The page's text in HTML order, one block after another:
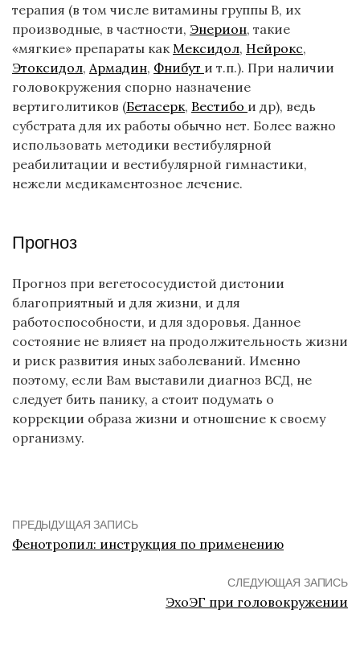
терапия (в том числе витамины группы В, их
производные, в частности, Энерион, такие
«мягкие» препараты как Мексидол, Нейрокс,
Этоксидол, Армадин, Фнибут и т.п.). При наличии
головокружения спорно назначение
вертиголитиков (Бетасерк, Вестибо и др), ведь
субстрата для их работы обычно нет. Более важно
использовать методики вестибулярной
реабилитации и вестибулярной гимнастики,
нежели медикаментозное лечение.
Прогноз
Прогноз при вегетососудистой дистонии
благоприятный и для жизни, и для
работоспособности, и для здоровья. Данное
состояние не влияет на продолжительность жизни
и риск развития иных заболеваний. Именно
поэтому, если Вам выставили диагноз ВСД, не
следует бить панику, а стоит подумать о
коррекции образа жизни и отношение к своему
организму.
ПРЕДЫДУЩАЯ ЗАПИСЬ
Фенотропил: инструкция по применению
СЛЕДУЮЩАЯ ЗАПИСЬ
ЭхоЭГ при головокружении